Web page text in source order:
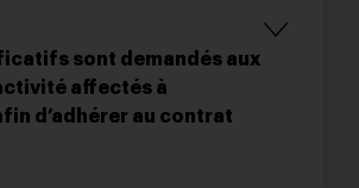
sont demandés aux
affectés à
d’adhérer au contrat